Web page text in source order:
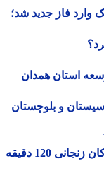
فاز جدید شد؛
همدان
و بلوچستان
ایرانسل به مناسبت «روز تبریز» برای مشترکان زنجانی 120 دقیقه